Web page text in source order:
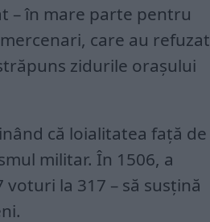
– în mare parte pentru
care au refuzat
zidurile orașului
că loialitatea față de
militar. În 1506, a
voturi la 317 – să susțină